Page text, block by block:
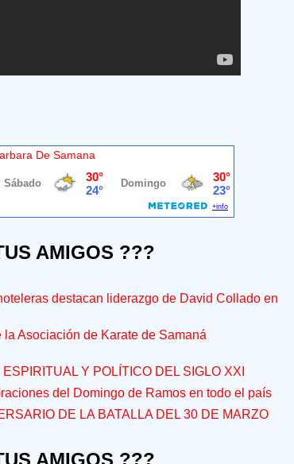
De Samana
AMIGOS ???
destacan liderazgo de David Collado en
Asociación de Karate de Samaná
Y POLÍTICO DEL SIGLO XXI
del Domingo de Ramos en todo el país
DE LA BATALLA DEL 30 DE MARZO